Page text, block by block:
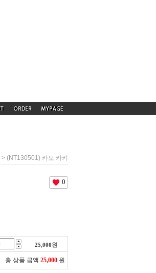
> (NT130501) 카모 카키
0
25,000원
총 상품 금액 25,000 원